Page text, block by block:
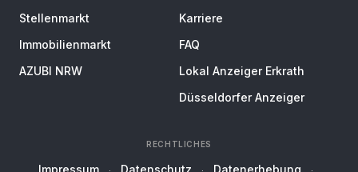
Stellenmarkt
Immobilienmarkt
AZUBI NRW
Karriere
FAQ
Lokal Anzeiger Erkrath
Düsseldorfer Anzeiger
RECHTLICHES